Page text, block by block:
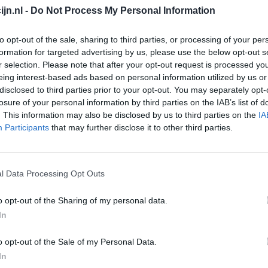
- Do Not Process My Personal Information
opt-out of the sale, sharing to third parties, or processing of your
for targeted advertising by us, please use the below opt-out
selection. Please note that after your opt-out request is processed
interest-based ads based on personal information utilized by us
to third parties prior to your opt-out. You may separately
of your personal information by third parties on the IAB’s list of
This information may also be disclosed by us to third parties on the
Participants that may further disclose it to other third parties.
Data Processing Opt Outs
opt-out of the Sharing of my personal data.
opt-out of the Sale of my Personal Data.
Depressie - antidepressiva overig
Pijn - morfine-achtigen
Schildklier - hypothyroidie (traagwerkend)
Maagzuur - protonpompremmers
Bloeddruk - betablokkers
Epilepsie
Depressie - antidepressiva overig
Depressie - antidepressiva TCA
Depressie - antidepressiva overig
Anticonceptie - eenfase
Psychose / schizofrenie - antipsychotica
Depressie - antidepressiva SSRI